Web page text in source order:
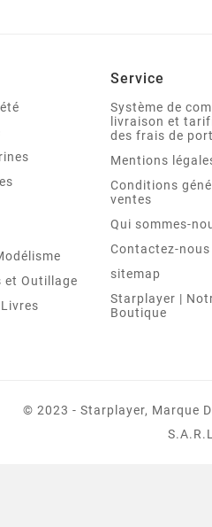
et Outillage
Service
Système de
livraison et
des frais de port
Mentions
Conditions
ventes
Qui sommes-
Contactez-nous
sitemap
Starplayer |
Boutique
© 2023 - Starplayer, Marque
S.A.R.L